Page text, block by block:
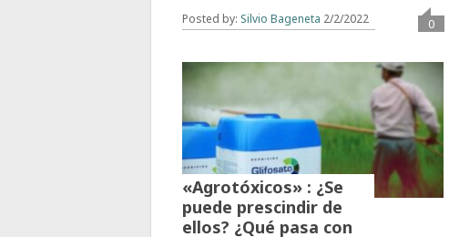
Posted by: Silvio Bageneta 2/2/2022 0
«Agrotóxicos» : ¿Se
puede prescindir de
ellos? ¿Qué pasa con